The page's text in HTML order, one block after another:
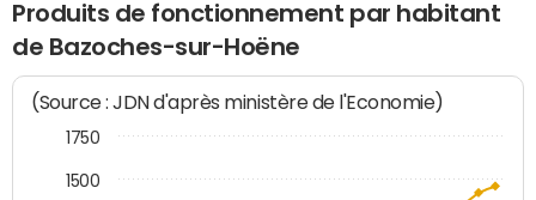
Produits de fonctionnement par habitant
de Bazoches-sur-Hoëne
(Source : JDN d'après ministère de l'Economie)
1500
1750